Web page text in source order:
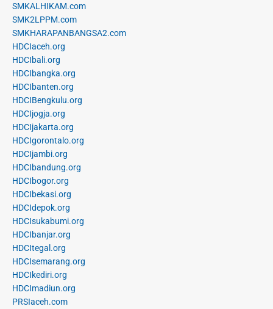
SMKALHIKAM.com
SMK2LPPM.com
SMKHARAPANBANGSA2.com
HDCIaceh.org
HDCIbali.org
HDCIbangka.org
HDCIbanten.org
HDCIBengkulu.org
HDCIjogja.org
HDCIjakarta.org
HDCIgorontalo.org
HDCIjambi.org
HDCIbandung.org
HDCIbogor.org
HDCIbekasi.org
HDCIdepok.org
HDCIsukabumi.org
HDCIbanjar.org
HDCItegal.org
HDCIsemarang.org
HDCIkediri.org
HDCImadiun.org
PRSIaceh.com